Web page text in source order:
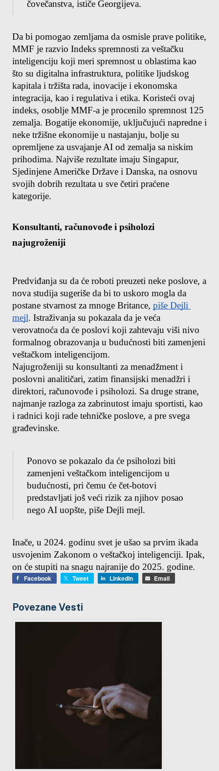
čovečanstva, ističe Georgijeva.
Da bi pomogao zemljama da osmisle prave politike,
MMF je razvio Indeks spremnosti za veštačku
inteligenciju koji meri spremnost u oblastima kao
što su digitalna infrastruktura, politike ljudskog
kapitala i tržišta rada, inovacije i ekonomska
integracija, kao i regulativa i etika. Koristeći ovaj
indeks, osoblje MMF-a je procenilo spremnost 125
zemalja. Bogatije ekonomije, uključujući napredne i
neke tržišne ekonomije u nastajanju, bolje su
opremljene za usvajanje AI od zemalja sa niskim
prihodima. Najviše rezultate imaju Singapur,
Sjedinjene Američke Države i Danska, na osnovu
svojih dobrih rezultata u sve četiri praćene
kategorije.
Konsultanti, računovođe i psiholozi
najugroženiji
Predviđanja su da će roboti preuzeti neke poslove, a
nova studija sugeriše da bi to uskoro mogla da
postane stvarnost za mnoge Britance, piše Dejli
mejl. Istraživanja su pokazala da je veća
verovatnoća da će poslovi koji zahtevaju viši nivo
formalnog obrazovanja u budućnosti biti zamenjeni
veštačkom inteligencijom.
Najugroženiji su konsultanti za menadžment i
poslovni analitičari, zatim finansijski menadžri i
direktori, računovođe i psiholozi. Sa druge strane,
najmanje razloga za zabrinutost imaju sportisti, kao
i radnici koji rade tehničke poslove, a pre svega
građevinske.
Ponovo se pokazalo da će psiholozi biti
zamenjeni veštačkom inteligencijom u
budućnosti, pri čemu će čet-botovi
predstavljati još veći rizik za njihov posao
nego AI uopšte, piše Dejli mejl.
Inače, u 2024. godinu svet je ušao sa prvim ikada
usvojenim Zakonom o veštačkoj inteligenciji. Ipak,
on će stupiti na snagu najranije do 2025. godine.
Facebook Tweet LinkedIn Email
Povezane Vesti